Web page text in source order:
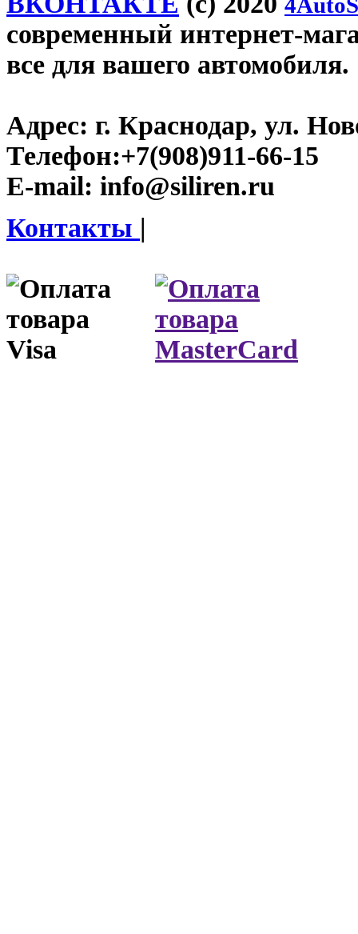
современный интернет-
все для вашего автомобиля.
Адрес: г. Краснодар, ул.
Телефон:+7(908)911-66-15
E-mail: info@siliren.ru
Контакты |